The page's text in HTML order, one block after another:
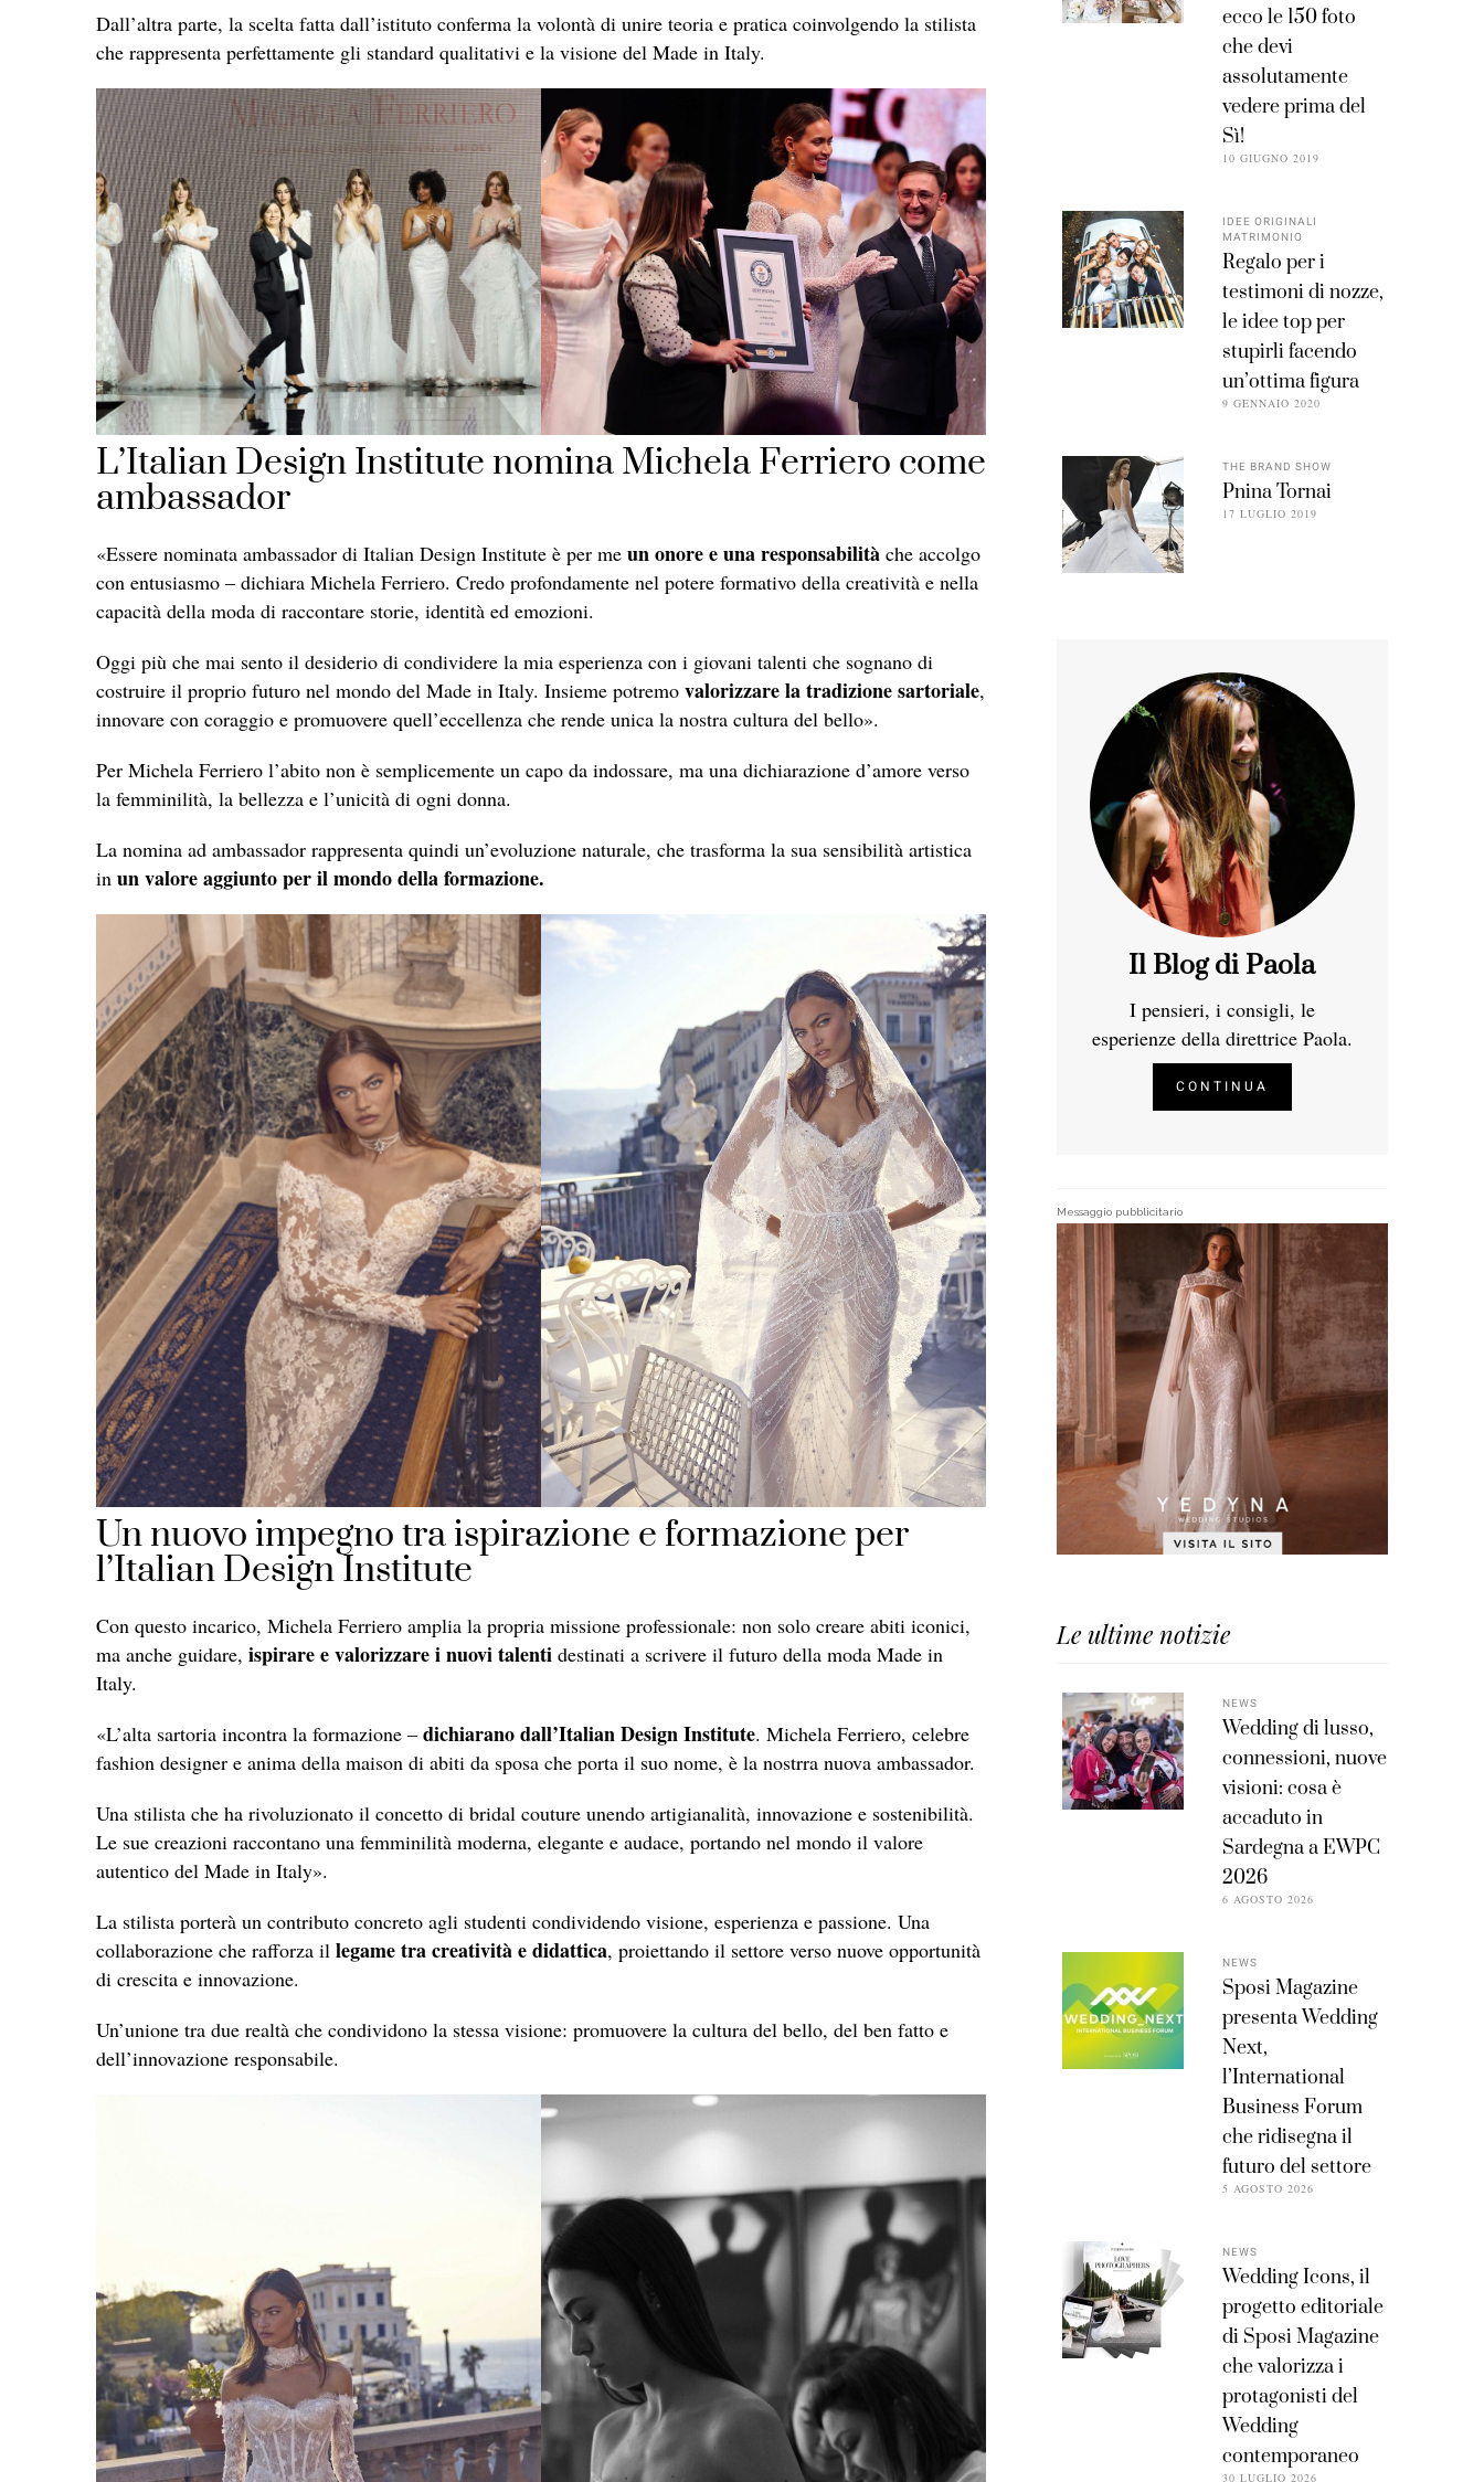
Dall’altra parte, la scelta fatta dall’istituto conferma la volontà di unire teoria e pratica coinvolgendo la stilista
che rappresenta perfettamente gli standard qualitativi e la visione del Made in Italy.
L’Italian Design Institute nomina Michela Ferriero come
ambassador
«Essere nominata ambassador di Italian Design Institute è per me un onore e una responsabilità che accolgo
con entusiasmo – dichiara Michela Ferriero. Credo profondamente nel potere formativo della creatività e nella
capacità della moda di raccontare storie, identità ed emozioni.
Oggi più che mai sento il desiderio di condividere la mia esperienza con i giovani talenti che sognano di
costruire il proprio futuro nel mondo del Made in Italy. Insieme potremo valorizzare la tradizione sartoriale,
innovare con coraggio e promuovere quell’eccellenza che rende unica la nostra cultura del bello».
Per Michela Ferriero l’abito non è semplicemente un capo da indossare, ma una dichiarazione d’amore verso
la femminilità, la bellezza e l’unicità di ogni donna.
La nomina ad ambassador rappresenta quindi un’evoluzione naturale, che trasforma la sua sensibilità artistica
in un valore aggiunto per il mondo della formazione.
Un nuovo impegno tra ispirazione e formazione per
l’Italian Design Institute
Con questo incarico, Michela Ferriero amplia la propria missione professionale: non solo creare abiti iconici,
ma anche guidare, ispirare e valorizzare i nuovi talenti destinati a scrivere il futuro della moda Made in
Italy.
«L’alta sartoria incontra la formazione – dichiarano dall’Italian Design Institute. Michela Ferriero, celebre
fashion designer e anima della maison di abiti da sposa che porta il suo nome, è la nostrra nuova ambassador.
Una stilista che ha rivoluzionato il concetto di bridal couture unendo artigianalità, innovazione e sostenibilità.
Le sue creazioni raccontano una femminilità moderna, elegante e audace, portando nel mondo il valore
autentico del Made in Italy».
La stilista porterà un contributo concreto agli studenti condividendo visione, esperienza e passione. Una
collaborazione che rafforza il legame tra creatività e didattica, proiettando il settore verso nuove opportunità
di crescita e innovazione.
Un’unione tra due realtà che condividono la stessa visione: promuovere la cultura del bello, del ben fatto e
dell’innovazione responsabile.
ecco le 150 foto
che devi
assolutamente
vedere prima del
Sì!
10 GIUGNO 2019
IDEE ORIGINALI
MATRIMONIO
Regalo per i
testimoni di nozze,
le idee top per
stupirli facendo
un’ottima figura
9 GENNAIO 2020
THE BRAND SHOW
Pnina Tornai
17 LUGLIO 2019
Il Blog di Paola
I pensieri, i consigli, le
esperienze della direttrice Paola.
CONTINUA
Messaggio pubblicitario
Le ultime notizie
NEWS
Wedding di lusso,
connessioni, nuove
visioni: cosa è
accaduto in
Sardegna a EWPC
2026
6 AGOSTO 2026
NEWS
Sposi Magazine
presenta Wedding
Next,
l’International
Business Forum
che ridisegna il
futuro del settore
5 AGOSTO 2026
NEWS
Wedding Icons, il
progetto editoriale
di Sposi Magazine
che valorizza i
protagonisti del
Wedding
contemporaneo
30 LUGLIO 2026